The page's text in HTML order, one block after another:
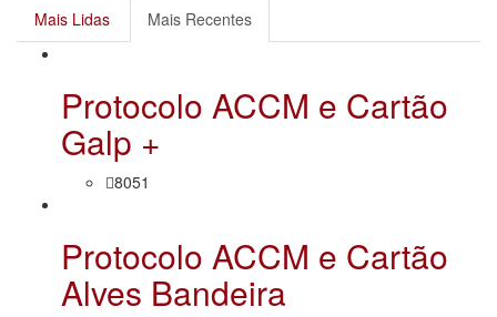
Mais Lidas Mais Recentes
Protocolo ACCM e Cartão
Galp +
8051
Protocolo ACCM e Cartão
Alves Bandeira